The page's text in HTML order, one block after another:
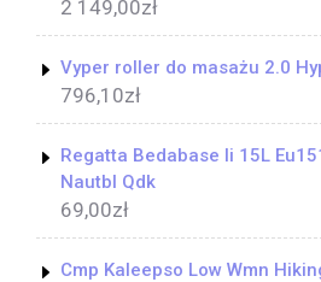
2 149,00zł
Vyper roller do masażu 2.0
796,10zł
Regatta Bedabase Ii 15L
Nautbl Qdk
69,00zł
Cmp Kaleepso Low Wmn